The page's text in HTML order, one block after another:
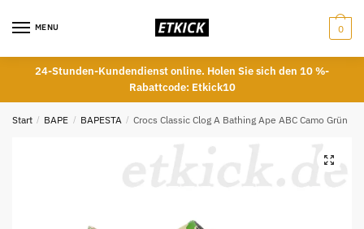
MENU 0
24-Stunden-Kundendienst online. Holen Sie sich den 10 %-
Rabattcode: Etkick10
Start / BAPE / BAPESTA / Crocs Classic Clog A Bathing Ape ABC Camo Grün